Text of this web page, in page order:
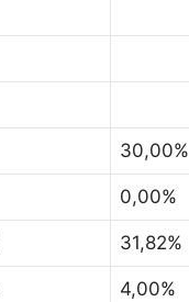
30,00%
0,00%
31,82%
4,00%